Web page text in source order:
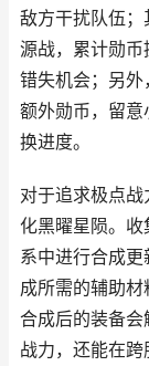
敌方干扰队伍
源战，累计勋
错失机会；另
额外勋币，留
换进度。
对于追求极点
化黑曜星陨。
系中进行合成
成所需的辅助材
合成后的装备
战力，还能在